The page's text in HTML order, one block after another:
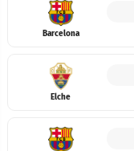
Barcelona
Elche